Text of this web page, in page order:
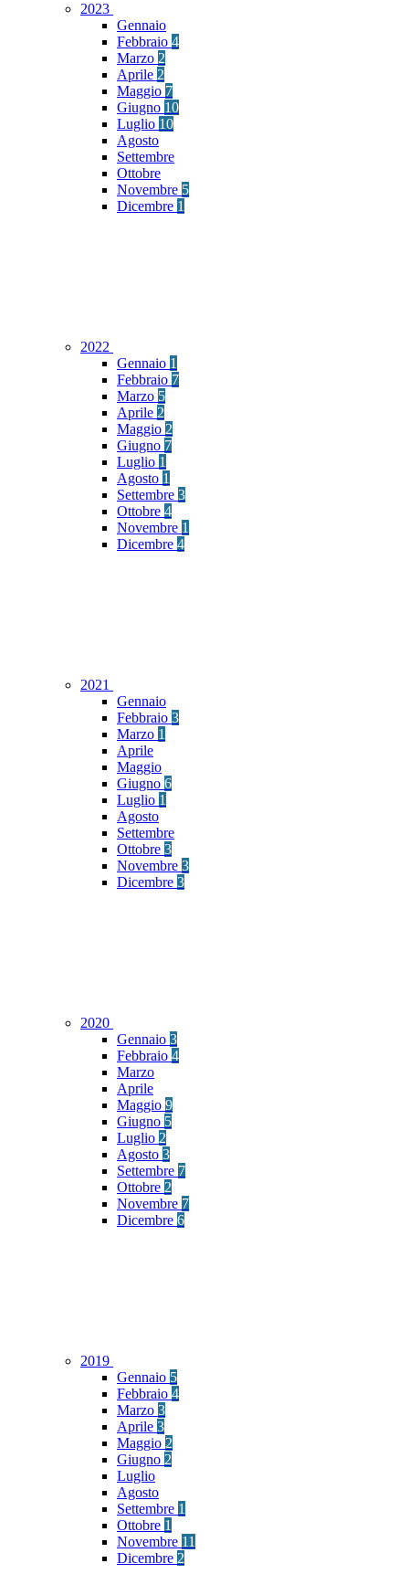
2023
Gennaio
Febbraio 4
Marzo 2
Aprile 2
Maggio 7
Giugno 10
Luglio 10
Agosto
Settembre
Ottobre
Novembre 5
Dicembre 1
2022
Gennaio 1
Febbraio 7
Marzo 5
Aprile 2
Maggio 2
Giugno 7
Luglio 1
Agosto 1
Settembre 3
Ottobre 4
Novembre 1
Dicembre 4
2021
Gennaio
Febbraio 3
Marzo 1
Aprile
Maggio
Giugno 6
Luglio 1
Agosto
Settembre
Ottobre 3
Novembre 3
Dicembre 3
2020
Gennaio 3
Febbraio 4
Marzo
Aprile
Maggio 9
Giugno 5
Luglio 2
Agosto 3
Settembre 7
Ottobre 2
Novembre 7
Dicembre 6
2019
Gennaio 5
Febbraio 4
Marzo 3
Aprile 3
Maggio 2
Giugno 2
Luglio
Agosto
Settembre 1
Ottobre 1
Novembre 11
Dicembre 2